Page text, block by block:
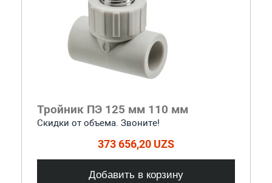
Тройник ПЭ 125 мм 110 мм
Скидки от объема. Звоните!
373 656,20 UZS
Добавить в корзину